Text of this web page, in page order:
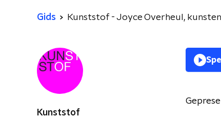
Gids Kunststof - Joyce Overheul,
Kunststof